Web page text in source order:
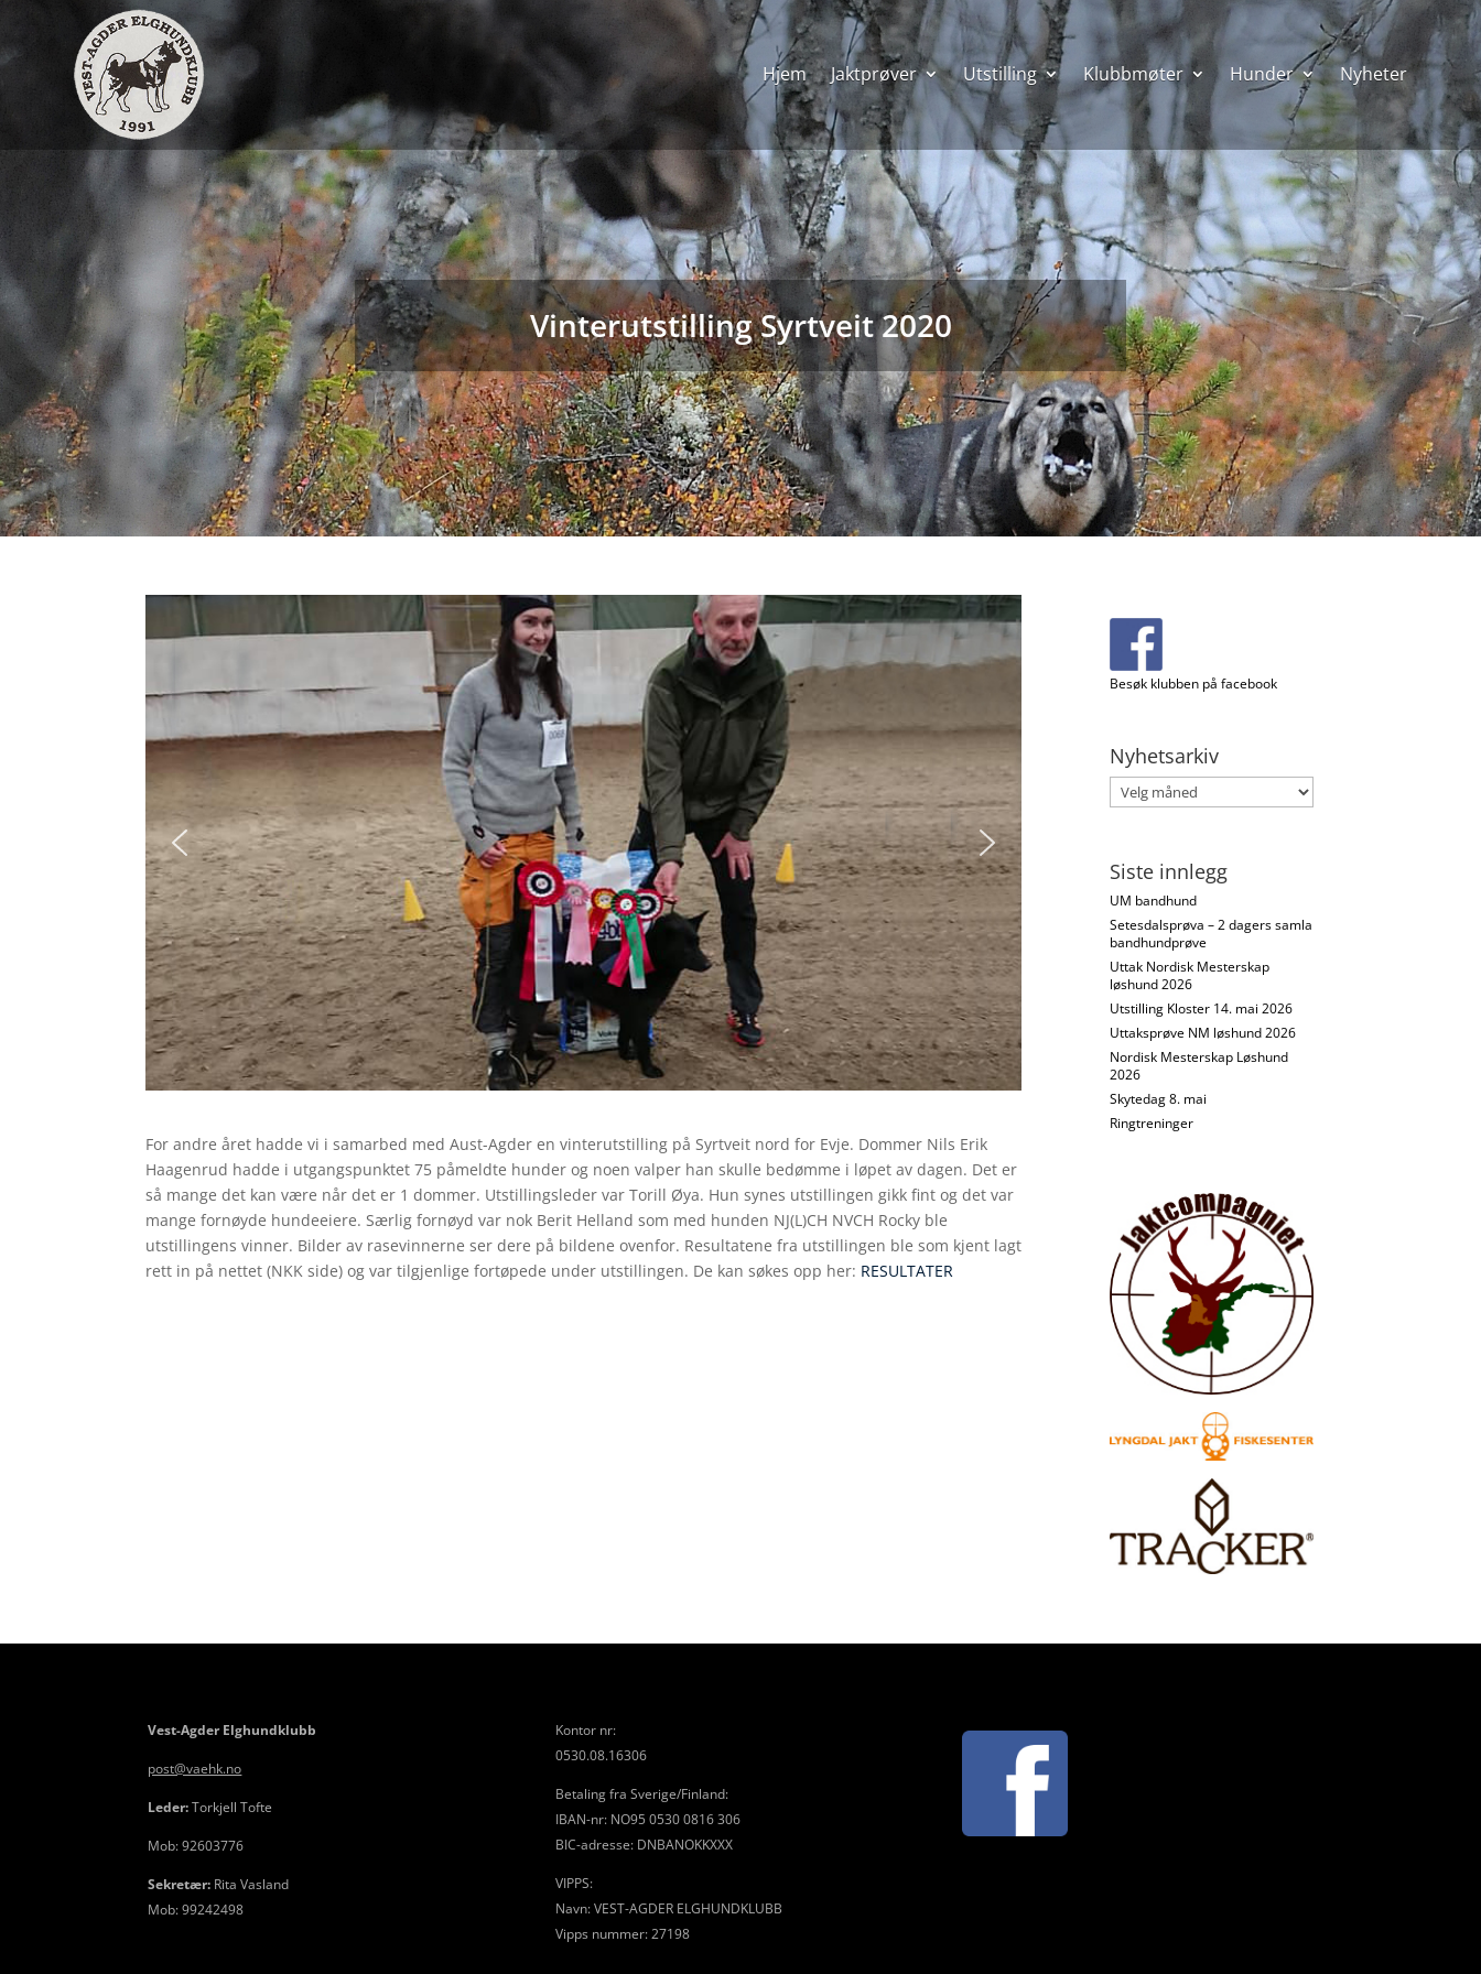
Hjem Jaktprøver Utstilling Klubbmøter Hunder Nyheter
Vinterutstilling Syrtveit 2020
For andre året hadde vi i samarbed med Aust-Agder en vinterutstilling på Syrtveit nord for Evje. Dommer Nils Erik
Haagenrud hadde i utgangspunktet 75 påmeldte hunder og noen valper han skulle bedømme i løpet av dagen. Det er
så mange det kan være når det er 1 dommer. Utstillingsleder var Torill Øya. Hun synes utstillingen gikk fint og det var
mange fornøyde hundeeiere. Særlig fornøyd var nok Berit Helland som med hunden NJ(L)CH NVCH Rocky ble
utstillingens vinner. Bilder av rasevinnerne ser dere på bildene ovenfor. Resultatene fra utstillingen ble som kjent lagt
rett in på nettet (NKK side) og var tilgjenlige fortøpede under utstillingen. De kan søkes opp her: RESULTATER
Besøk klubben på facebook
Nyhetsarkiv
Nyhetsarkiv
Siste innlegg
UM bandhund
Setesdalsprøva – 2 dagers samla
bandhundprøve
Uttak Nordisk Mesterskap
løshund 2026
Utstilling Kloster 14. mai 2026
Uttaksprøve NM løshund 2026
Nordisk Mesterskap Løshund
2026
Skytedag 8. mai
Ringtreninger
Vest-Agder Elghundklubb
post@vaehk.no
Leder:Torkjell Tofte
Mob: 92603776
Sekretær: Rita Vasland
Mob: 99242498
Kontor nr:
0530.08.16306
Betaling fra Sverige/Finland:
IBAN-nr: NO95 0530 0816 306
BIC-adresse: DNBANOKKXXX
VIPPS:
Navn: VEST-AGDER ELGHUNDKLUBB
Vipps nummer: 27198